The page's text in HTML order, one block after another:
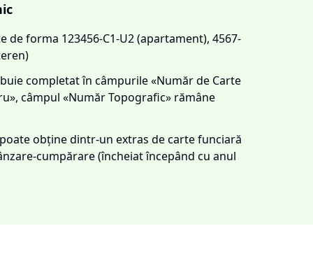
forma 123456-C1-U2 (apartament), 4567-
completat în câmpurile «Număr de Carte
câmpul «Număr Topografic» rămâne
obține dintr-un extras de carte funciară
cumpărare (încheiat începând cu anul